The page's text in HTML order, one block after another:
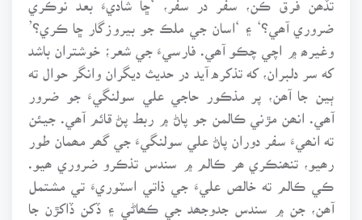
ضروري آھي؟‘ ۽ ‘اسان جي ملڪ جو بيروزگار ڇا ڪري؟’
وغيرھ ۾ اچي چڪو آھي. فارسيءَ جي شعر؛ خوشتران باشد
که سر دلبران، که تذکره آيد در حديث ديگران وانگر حوال ته
ٻين جا آھن، پر مذڪور حاجي علي سولنگيءَ جو ضرور
آھي. انھن مڙني ڪالمن جو پاڻ ۾ ربط پڻ قائم آھي. جيئن
ته انھيءَ سفر دوران پاڻ علي سولنگيءَ جي گھر مھمان طور
رھيو، تنھنڪري ھر ڪالم ۾ سندس تذڪرو ضروري ھيو.
ڪي ڪالم ته خالص عليءَ جي ذاتي اسٽوريءَ تي مشتمل
آھن، جن ۾ سندس جدوجھد جي ڪھاڻي ۽ ڏکن ڏاکڙن جا